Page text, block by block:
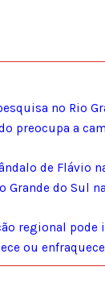
no Rio
preocupa a
de Flávio
Grande do Sul
regional pode
ou